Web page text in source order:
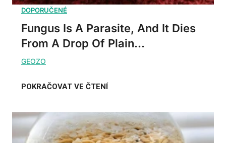
Fungus Is A Parasite, And It Dies
From A Drop Of Plain...